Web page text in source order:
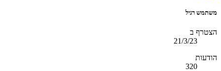
משתמש רגיל
הצטרף ב
21/3/23
הודעות
320